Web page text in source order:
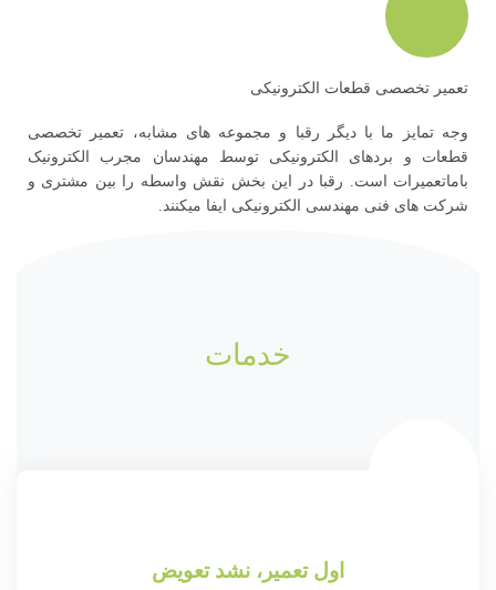
تعمیر تخصصی قطعات الکترونیکی
وجه تمایز ما با دیگر رقبا و مجموعه های مشابه، تعمیر تخصصی
قطعات و بردهای الکترونیکی توسط مهندسان مجرب الکترونیک
باماتعمیرات است. رقبا در این بخش نقش واسطه را بین مشتری و
شرکت های فنی مهندسی الکترونیکی ایفا میکنند.
خدمات
اول تعمیر، نشد تعویض